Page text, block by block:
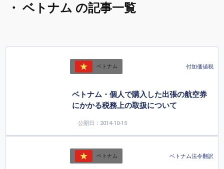
・ ベトナム の記事一覧
ベトナム 付加価値税
ベトナム・個人で購入した出張の航空券
にかかる税務上の取扱について
公開日：2014-10-15
ベトナム ベトナム法令翻訳